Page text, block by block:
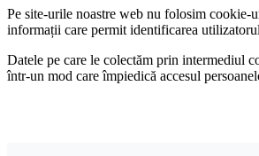
Pe site-urile noastre web nu folosim cookie-
informații care permit identificarea
Datele pe care le colectăm prin intermediul
într-un mod care împiedică accesul